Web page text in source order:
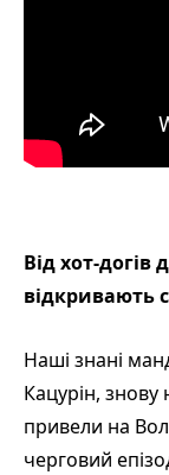
Від хот-догів
відкривають
Наші знані
Кацурін, знову
привели на
черговий